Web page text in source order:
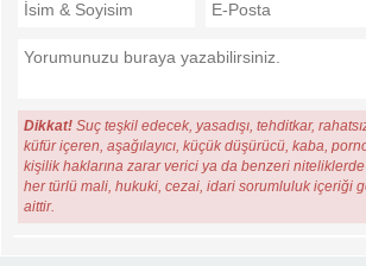
Dikkat! Suç teşkil edecek, yasadışı, tehditkar,
küfür içeren, aşağılayıcı, küçük düşürücü, kaba,
kişilik haklarına zarar verici ya da benzeri
her türlü mali, hukuki, cezai, idari sorumluluk içeriği
aittir.